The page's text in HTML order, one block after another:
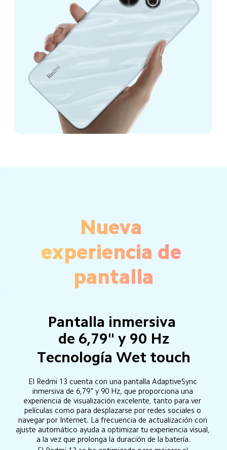
Nueva
experiencia de
pantalla
Pantalla inmersiva
de 6,79" y 90 Hz
Tecnología Wet touch
El Redmi 13 cuenta con una pantalla AdaptiveSync
inmersiva de 6,79" y 90 Hz, que proporciona una
experiencia de visualización excelente, tanto para ver
películas como para desplazarse por redes sociales o
navegar por Internet. La frecuencia de actualización con
ajuste automático ayuda a optimizar tu experiencia visual,
a la vez que prolonga la duración de la batería.